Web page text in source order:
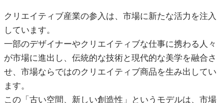
クリエイティブ産業の参入は、市場に新たな活力を注入
しています。
一部のデザイナーやクリエイティブな仕事に携わる人々
が市場に進出し、伝統的な技術と現代的な美学を融合さ
せ、市場ならではのクリエイティブ商品を生み出してい
ます。
この「古い空間、新しい創造性」というモデルは、市場